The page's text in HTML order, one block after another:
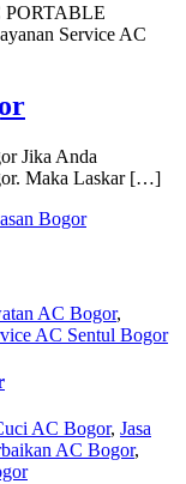
PORTABLE
Service AC
Jika Anda
Maka Laskar […]
Bogor
AC Bogor,
AC Sentul Bogor
AC Bogor, Jasa
AC Bogor,